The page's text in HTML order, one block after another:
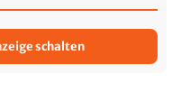
schalten